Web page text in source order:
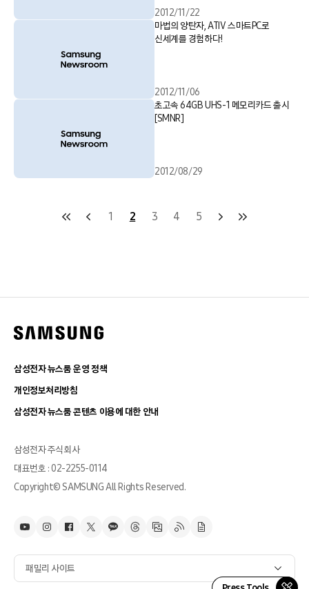
2012/11/22
마법의 양탄자, ATIV 스마트PC로
신세계를 경험하다!
2012/11/06
초고속 64GB UHS-1 메모리카드 출시
[SMNR]
2012/08/29
1 2 3 4 5
삼성전자 뉴스룸 운영 정책
개인정보처리방침
삼성전자 뉴스룸 콘텐츠 이용에 대한 안내
삼성전자 주식회사
대표번호 : 02-2255-0114
Copyright© SAMSUNG All Rights Reserved.
패밀리 사이트